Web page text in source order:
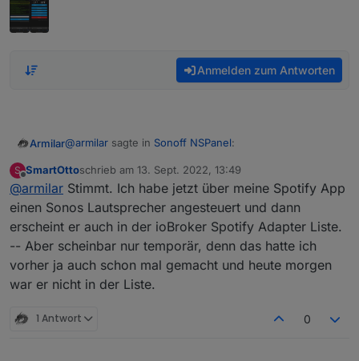
Anmelden zum Antworten
Armilar@armilar sagte in Sonoff NSPanel:
@smartotto sagte inSonoff NSPanel:
@niiccooo1Ja, ich nutze auch den Spotify
Adapter. Und nein. Dieser erkennt leider
nicht die Sonos Geräte.
Der Sonos ist aber im Spotify-Premium-Adapter
irgendein Temporäres Device. Sobald es nicht mehr
abspielt, hat es keinen relevanten Datenpunkt mehr
zum steuern.
Mit anderen Worten. Man kann zwar von diesem
Device auf eine Alexa, aber nicht von einer Alexa zu
einem Sonos switchen.
Im Alexa2-Adapter ist es ähnlich. Den Sonos stehen
softwareseitig die relevanten Funktionen nicht zur
ist.
Switch-Möglichkeiten
S
Offline
SmartOttoschrieb am 13. Sept. 2022, 13:49
zuletzt editiert von
@armilar Stimmt. Ich habe jetzt über meine Spotify App
einen Sonos Lautsprecher angesteuert und dann
erscheint er auch in der ioBroker Spotify Adapter Liste.
-- Aber scheinbar nur temporär, denn das hatte ich
vorher ja auch schon mal gemacht und heute morgen
war er nicht in der Liste.
1 Antwort 0